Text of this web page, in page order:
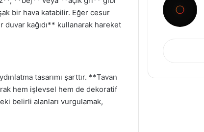
bir hava katabilir. Eğer cesur
kağıdı** kullanarak hareket
tasarımı şarttır. **Tavan
hem işlevsel hem de dekoratif
belirli alanları vurgulamak,